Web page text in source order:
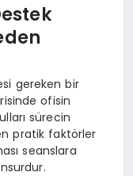
gereken bir
ofisin
sürecin
pratik faktörler
seanslara